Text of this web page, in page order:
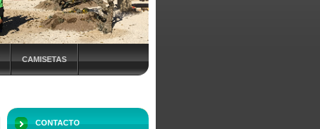
CAMISETAS
CONTACTO